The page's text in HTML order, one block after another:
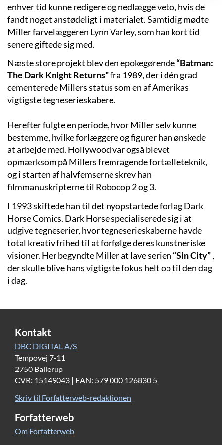
enhver tid kunne redigere og nedlægge veto, hvis de
fandt noget anstødeligt i materialet. Samtidig mødte
Miller farvelæggeren Lynn Varley, som han kort tid
senere giftede sig med.
Næste store projekt blev den epokegørende“Batman:
The Dark Knight Returns”fra 1989, der i dén grad
cementerede Millers status som en af Amerikas
vigtigste tegneserieskabere.
Herefter fulgte en periode, hvor Miller selv kunne
bestemme, hvilke forlæggere og figurer han ønskede
at arbejde med. Hollywood var også blevet
opmærksom på Millers fremragende fortælleteknik,
og i starten af halvfemserne skrev han
filmmanuskripterne til Robocop 2 og 3.
I 1993 skiftede han til det nyopstartede forlag Dark
Horse Comics. Dark Horse specialiserede sig i at
udgive tegneserier, hvor tegneserieskaberne havde
total kreativ frihed til at forfølge deres kunstneriske
visioner. Her begyndte Miller at lave serien “Sin City”,
der skulle blive hans vigtigste fokus helt op til den dag
i dag.
Kontakt
DBC DIGITAL A/S
Tempovej 7-11
2750 Ballerup
CVR: 15149043 | EAN: 579 000 126830 5
Skriv til Forfatterweb-redaktionen
Forfatterweb
Om Forfatterweb